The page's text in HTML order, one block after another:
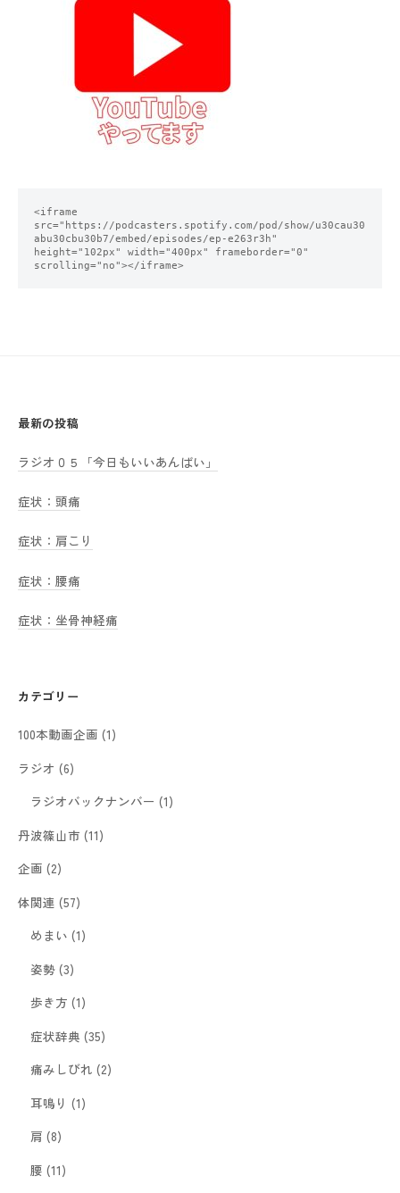
<iframe
src="https://podcasters.spotify.com/pod/show/u30cau30
abu30cbu30b7/embed/episodes/ep-e263r3h"
height="102px" width="400px" frameborder="0"
scrolling="no"></iframe>
最新の投稿
ラジオ０５「今日もいいあんばい」
症状：頭痛
症状：肩こり
症状：腰痛
症状：坐骨神経痛
カテゴリー
100本動画企画 (1)
ラジオ (6)
ラジオバックナンバー (1)
丹波篠山市 (11)
企画 (2)
体関連 (57)
めまい (1)
姿勢(3)
歩き方 (1)
症状辞典 (35)
痛みしびれ (2)
耳鳴り (1)
肩 (8)
腰 (11)